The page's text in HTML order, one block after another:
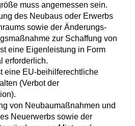
muss angemessen sein.
des Neubaus oder Erwerbs
sowie der Änderungs-
zur Schaffung von
eine Eigenleistung in Form
erforderlich.
eine EU-beihilferechtliche
(Verbot der
von Neubaumaßnahmen und
Neuerwerbs sowie der